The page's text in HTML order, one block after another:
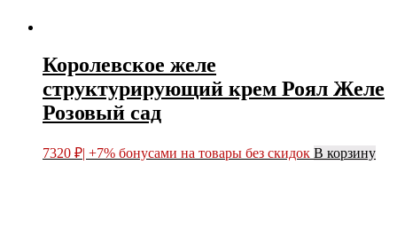
Королевское желе
структурирующий крем Роял Желе
Розовый сад
7320 ₽| +7% бонусами на товары без скидок В корзину